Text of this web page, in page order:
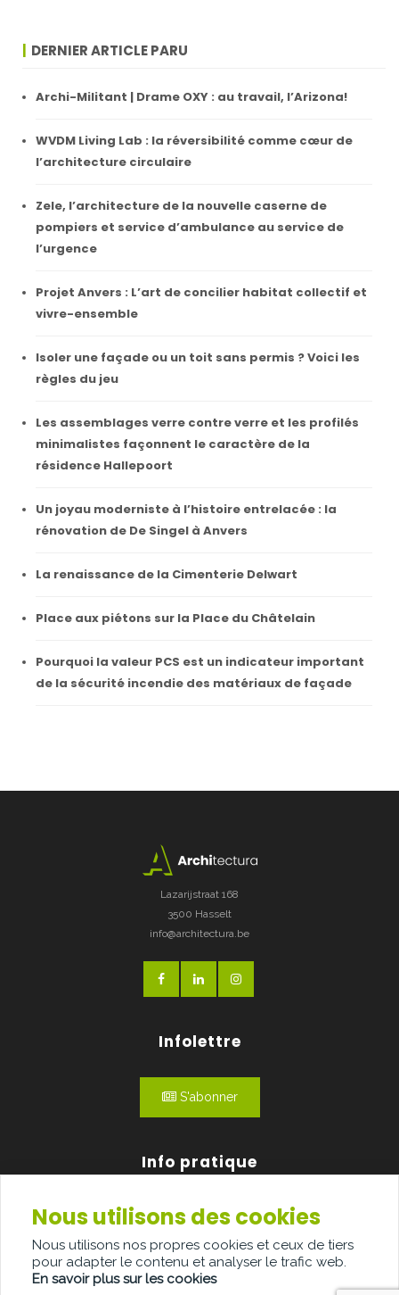
DERNIER ARTICLE PARU
Archi-Militant | Drame OXY : au travail, l’Arizona!
WVDM Living Lab : la réversibilité comme cœur de
l’architecture circulaire
Zele, l’architecture de la nouvelle caserne de
pompiers et service d’ambulance au service de
l’urgence
Projet Anvers : L’art de concilier habitat collectif et
vivre-ensemble
Isoler une façade ou un toit sans permis ? Voici les
règles du jeu
Les assemblages verre contre verre et les profilés
minimalistes façonnent le caractère de la
résidence Hallepoort
Un joyau moderniste à l’histoire entrelacée : la
rénovation de De Singel à Anvers
La renaissance de la Cimenterie Delwart
Place aux piétons sur la Place du Châtelain
Pourquoi la valeur PCS est un indicateur important
de la sécurité incendie des matériaux de façade
Lazarijstraat 168
3500 Hasselt
info@architectura.be
Infolettre
S'abonner
Info pratique
Qui sommes-nous?
Publicité
Contact
Nous utilisons des cookies
Nous utilisons nos propres cookies et ceux de tiers
pour adapter le contenu et analyser le trafic web.
En savoir plus sur les cookies